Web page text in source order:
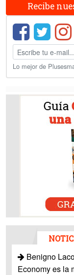
Recibe
Lo mejor de
Benigno
Economy es la